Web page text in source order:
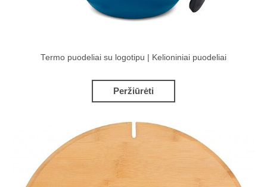
Termo puodeliai su logotipu | Kelioniniai puodeliai
Peržiūrėti